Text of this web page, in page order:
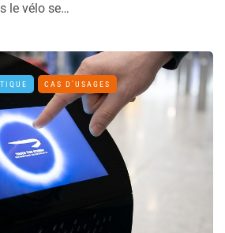
le vélo se…
CAS D'USAGES